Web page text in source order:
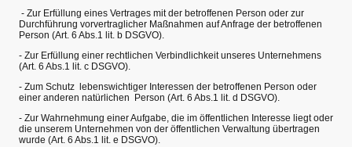
- Zur Erfüllung eines Vertrages mit der betroffenen Person oder zur
Durchführung vorvertraglicher Maßnahmen auf Anfrage der betroffenen
Person (Art. 6 Abs.1 lit. b DSGVO).
- Zur Erfüllung einer rechtlichen Verbindlichkeit unseres Unternehmens
(Art. 6 Abs.1 lit. c DSGVO).
- Zum Schutz lebenswichtiger Interessen der betroffenen Person oder
einer anderen natürlichen Person (Art. 6 Abs.1 lit. d DSGVO).
- Zur Wahrnehmung einer Aufgabe, die im öffentlichen Interesse liegt oder
die unserem Unternehmen von der öffentlichen Verwaltung übertragen
wurde (Art. 6 Abs.1 lit. e DSGVO).